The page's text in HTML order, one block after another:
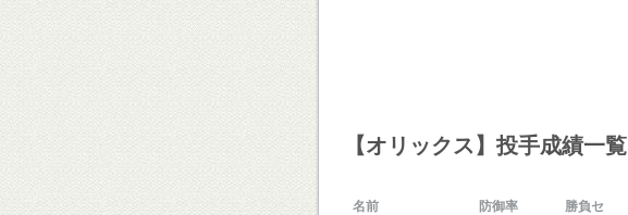
【オリックス】投手成績一覧
名前 防御率 勝負セ